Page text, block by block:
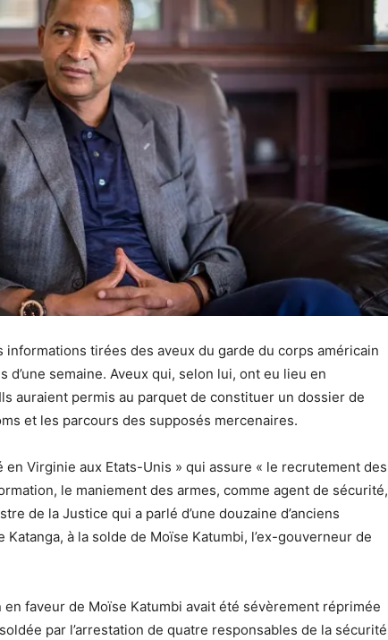
informations tirées des aveux du garde du corps américain
semaine. Aveux qui, selon lui, ont eu lieu en
auraient permis au parquet de constituer un dossier de
et les parcours des supposés mercenaires.
Virginie aux Etats-Unis » qui assure « le recrutement des
le maniement des armes, comme agent de sécurité,
de la Justice qui a parlé d’une douzaine d’anciens
à la solde de Moïse Katumbi, l’ex-gouverneur de
faveur de Moïse Katumbi avait été sévèrement réprimée
par l’arrestation de quatre responsables de la sécurité